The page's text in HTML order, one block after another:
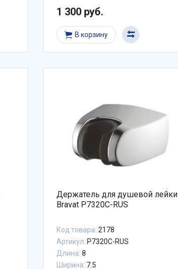
1 300 руб.
В корзину
Держатель для душевой лейки
Bravat P7320C-RUS
Код товара: 2178
Артикул: P7320C-RUS
Длина: 8
Ширина: 7.5